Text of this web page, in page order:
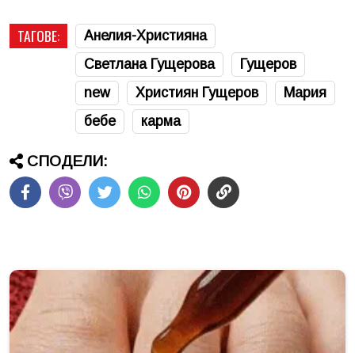
ТАГОВЕ:
Анелия-Християна
Светлана Гущерова
Гущеров
new
Християн Гущеров
Мария
бебе
карма
СПОДЕЛИ: